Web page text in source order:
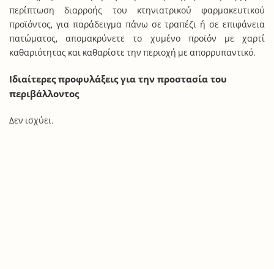
περίπτωση διαρροής του κτηνιατρικού φαρμακευτικού
προϊόντος, για παράδειγμα πάνω σε τραπέζι ή σε επιφάνεια
πατώματος, απομακρύνετε το χυμένο προϊόν με χαρτί
καθαριότητας και καθαρίστε την περιοχή με απορρυπαντικό.
Ιδιαίτερες προφυλάξεις για την προστασία του
περιβάλλοντος
Δεν ισχύει.